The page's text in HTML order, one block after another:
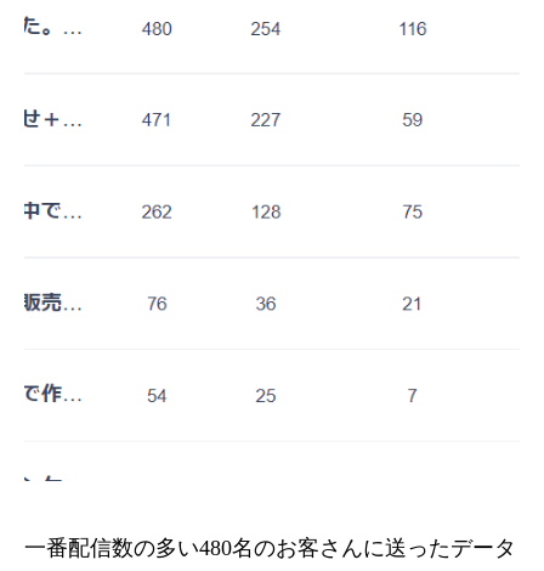
一番配信数の多い480名のお客さんに送ったデータ